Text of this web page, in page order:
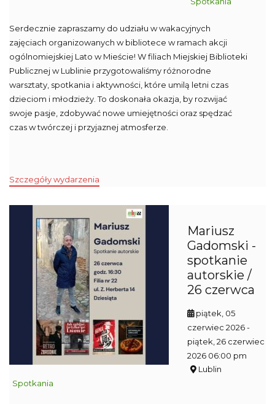
Serdecznie zapraszamy do udziału w wakacyjnych
zajęciach organizowanych w bibliotece w ramach akcji
ogólnomiejskiej Lato w Mieście! W filiach Miejskiej Biblioteki
Publicznej w Lublinie przygotowaliśmy różnorodne
warsztaty, spotkania i aktywności, które umilą letni czas
dzieciom i młodzieży. To doskonała okazja, by rozwijać
swoje pasje, zdobywać nowe umiejętności oraz spędzać
czas w twórczej i przyjaznej atmosferze.
Szczegóły wydarzenia
Mariusz
Gadomski -
spotkanie
autorskie /
26 czerwca
piątek, 05
czerwiec 2026-
piątek, 26 czerwiec
2026 06:00 pm
Lublin
Spotkania